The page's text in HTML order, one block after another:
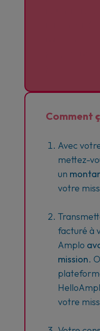
Comment
Avec
mettez-
un
votre
facturé à
Amplo
mission.
votre